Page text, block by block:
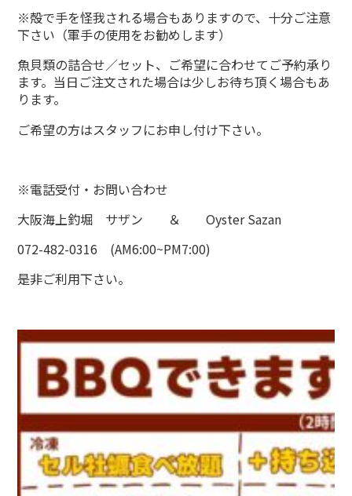
※殻で手を怪我される場合もありますので、十分ご注意
下さい（軍手の使用をお勧めします）
魚貝類の詰合せ／セット、ご希望に合わせてご予約承り
ます。当日ご注文された場合は少しお待ち頂く場合もあ
ります。
ご希望の方はスタッフにお申し付け下さい。
※電話受付・お問い合わせ
大阪海上釣堀 サザン ＆ Oyster Sazan
072-482-0316 (AM6:00~PM7:00)
是非ご利用下さい。